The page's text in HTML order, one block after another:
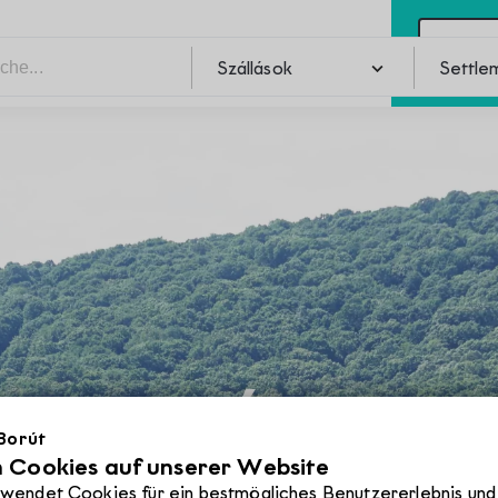
auf unserer Website
Cookies für ein bestmögliches Benutzererlebnis
Szállások
Pincék
Programok
Éttermek